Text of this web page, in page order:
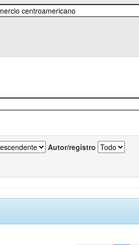
Autor/registro